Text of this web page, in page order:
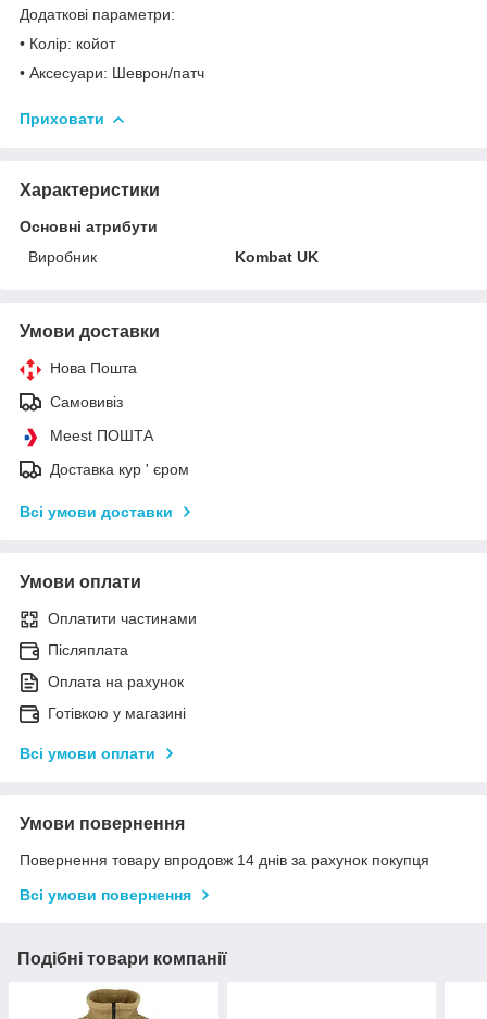
Додаткові параметри:
• Колір: койот
• Аксесуари: Шеврон/патч
Приховати
Характеристики
Основні атрибути
Виробник
Kombat UK
Умови доставки
Нова Пошта
Самовивіз
Meest ПОШТА
Доставка кур ' єром
Всі умови доставки
Умови оплати
Оплатити частинами
Післяплата
Оплата на рахунок
Готівкою у магазині
Всі умови оплати
Умови повернення
Повернення товару впродовж 14 днів за рахунок покупця
Всі умови повернення
Подібні товари компанії